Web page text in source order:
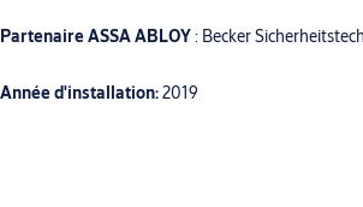
Partenaire ASSA ABLOY: Becker
Année d'installation:2019